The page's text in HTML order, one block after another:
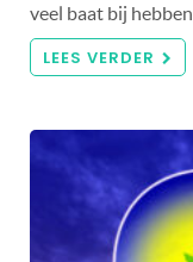
veel baat bij
LEES VERDER